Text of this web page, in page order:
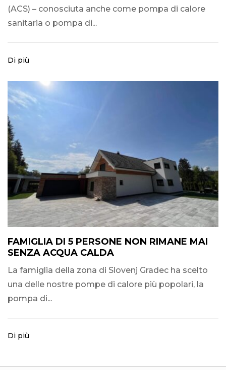
(ACS) – conosciuta anche come pompa di calore
sanitaria o pompa di...
Di più
FAMIGLIA DI 5 PERSONE NON RIMANE MAI
SENZA ACQUA CALDA
La famiglia della zona di Slovenj Gradec ha scelto
una delle nostre pompe di calore più popolari, la
pompa di...
Di più